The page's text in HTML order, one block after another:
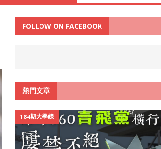
FOLLOW ON FACEBOOK
熱門文章
184期大學線